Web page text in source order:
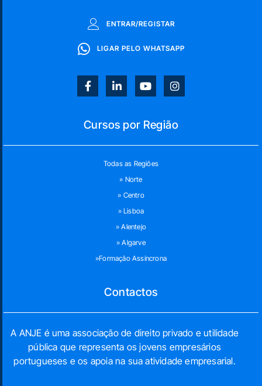
ENTRAR/REGISTAR
LIGAR PELO WHATSAPP
Cursos por Região
Todas as Regiões
» Norte
» Centro
» Lisboa
» Alentejo
» Algarve
»Formação Assíncrona
Contactos
A ANJE é uma associação de direito privado e utilidade
pública que representa os jovens empresários
portugueses e os apoia na sua atividade empresarial.